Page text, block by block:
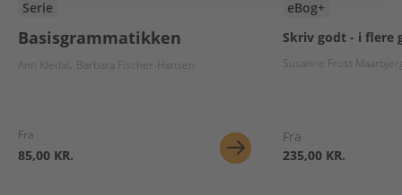
Serie
Basisgrammatikken
Ann Kledal Barbara Fischer-Hansen
Fra
85,00 KR.
eBog+
Skriv godt - i flere
Susanne Frost
Fra
235,00 KR.